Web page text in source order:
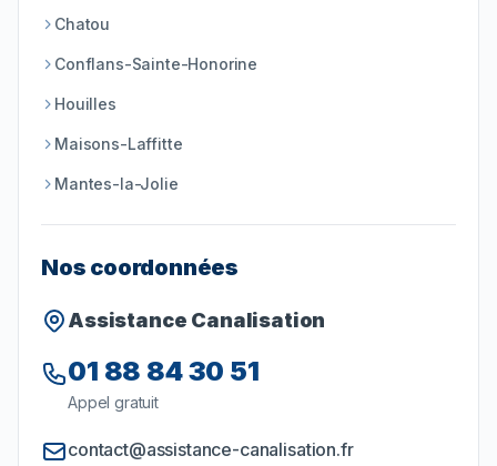
Chatou
Conflans-Sainte-Honorine
Houilles
Maisons-Laffitte
Mantes-la-Jolie
Nos coordonnées
Assistance Canalisation
01 88 84 30 51
Appel gratuit
contact@assistance-canalisation.fr